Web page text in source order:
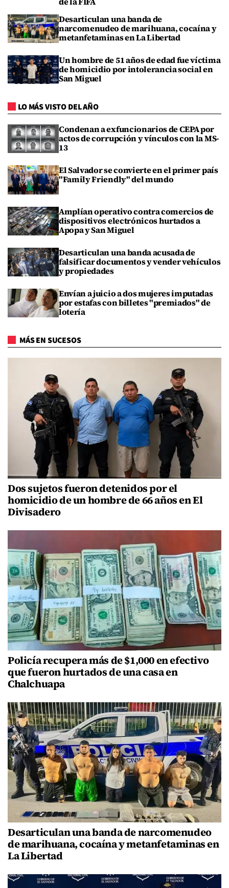
Desarticulan una banda de
narcomenudeo de marihuana, cocaína y
metanfetaminas en La Libertad
Un hombre de 51 años de edad fue víctima
de homicidio por intolerancia social en
San Miguel
LO MÁS VISTO DEL AÑO
Condenan a exfuncionarios de CEPA por
actos de corrupción y vínculos con la MS-
13
El Salvador se convierte en el primer país
"Family Friendly" del mundo
Amplían operativo contra comercios de
dispositivos electrónicos hurtados a
Apopa y San Miguel
Desarticulan una banda acusada de
falsificar documentos y vender vehículos
y propiedades
Envían a juicio a dos mujeres imputadas
por estafas con billetes "premiados" de
lotería
MÁS EN SUCESOS
Dos sujetos fueron detenidos por el
homicidio de un hombre de 66 años en El
Divisadero
Policía recupera más de $1,000 en efectivo
que fueron hurtados de una casa en
Chalchuapa
Desarticulan una banda de narcomenudeo
de marihuana, cocaína y metanfetaminas en
La Libertad